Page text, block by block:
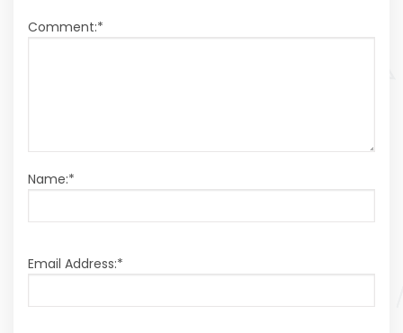
Comment:*
Name:*
Email Address:*